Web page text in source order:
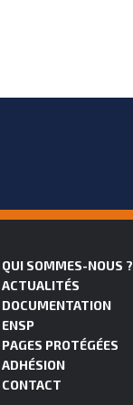
QUI SOMMES-NOUS ?
ACTUALITÉS
DOCUMENTATION
ENSP
PAGES PROTÉGÉES
ADHÉSION
CONTACT